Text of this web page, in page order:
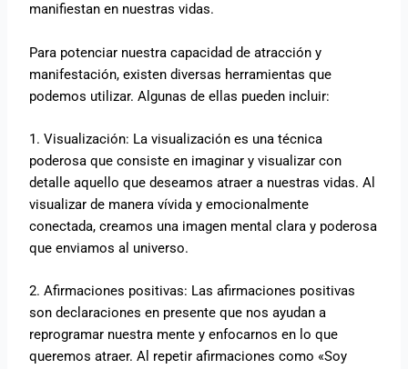
manifiestan en nuestras vidas.
Para potenciar nuestra capacidad de atracción y
manifestación, existen diversas herramientas que
podemos utilizar. Algunas de ellas pueden incluir:
1. Visualización: La visualización es una técnica
poderosa que consiste en imaginar y visualizar con
detalle aquello que deseamos atraer a nuestras vidas. Al
visualizar de manera vívida y emocionalmente
conectada, creamos una imagen mental clara y poderosa
que enviamos al universo.
2. Afirmaciones positivas: Las afirmaciones positivas
son declaraciones en presente que nos ayudan a
reprogramar nuestra mente y enfocarnos en lo que
queremos atraer. Al repetir afirmaciones como «Soy